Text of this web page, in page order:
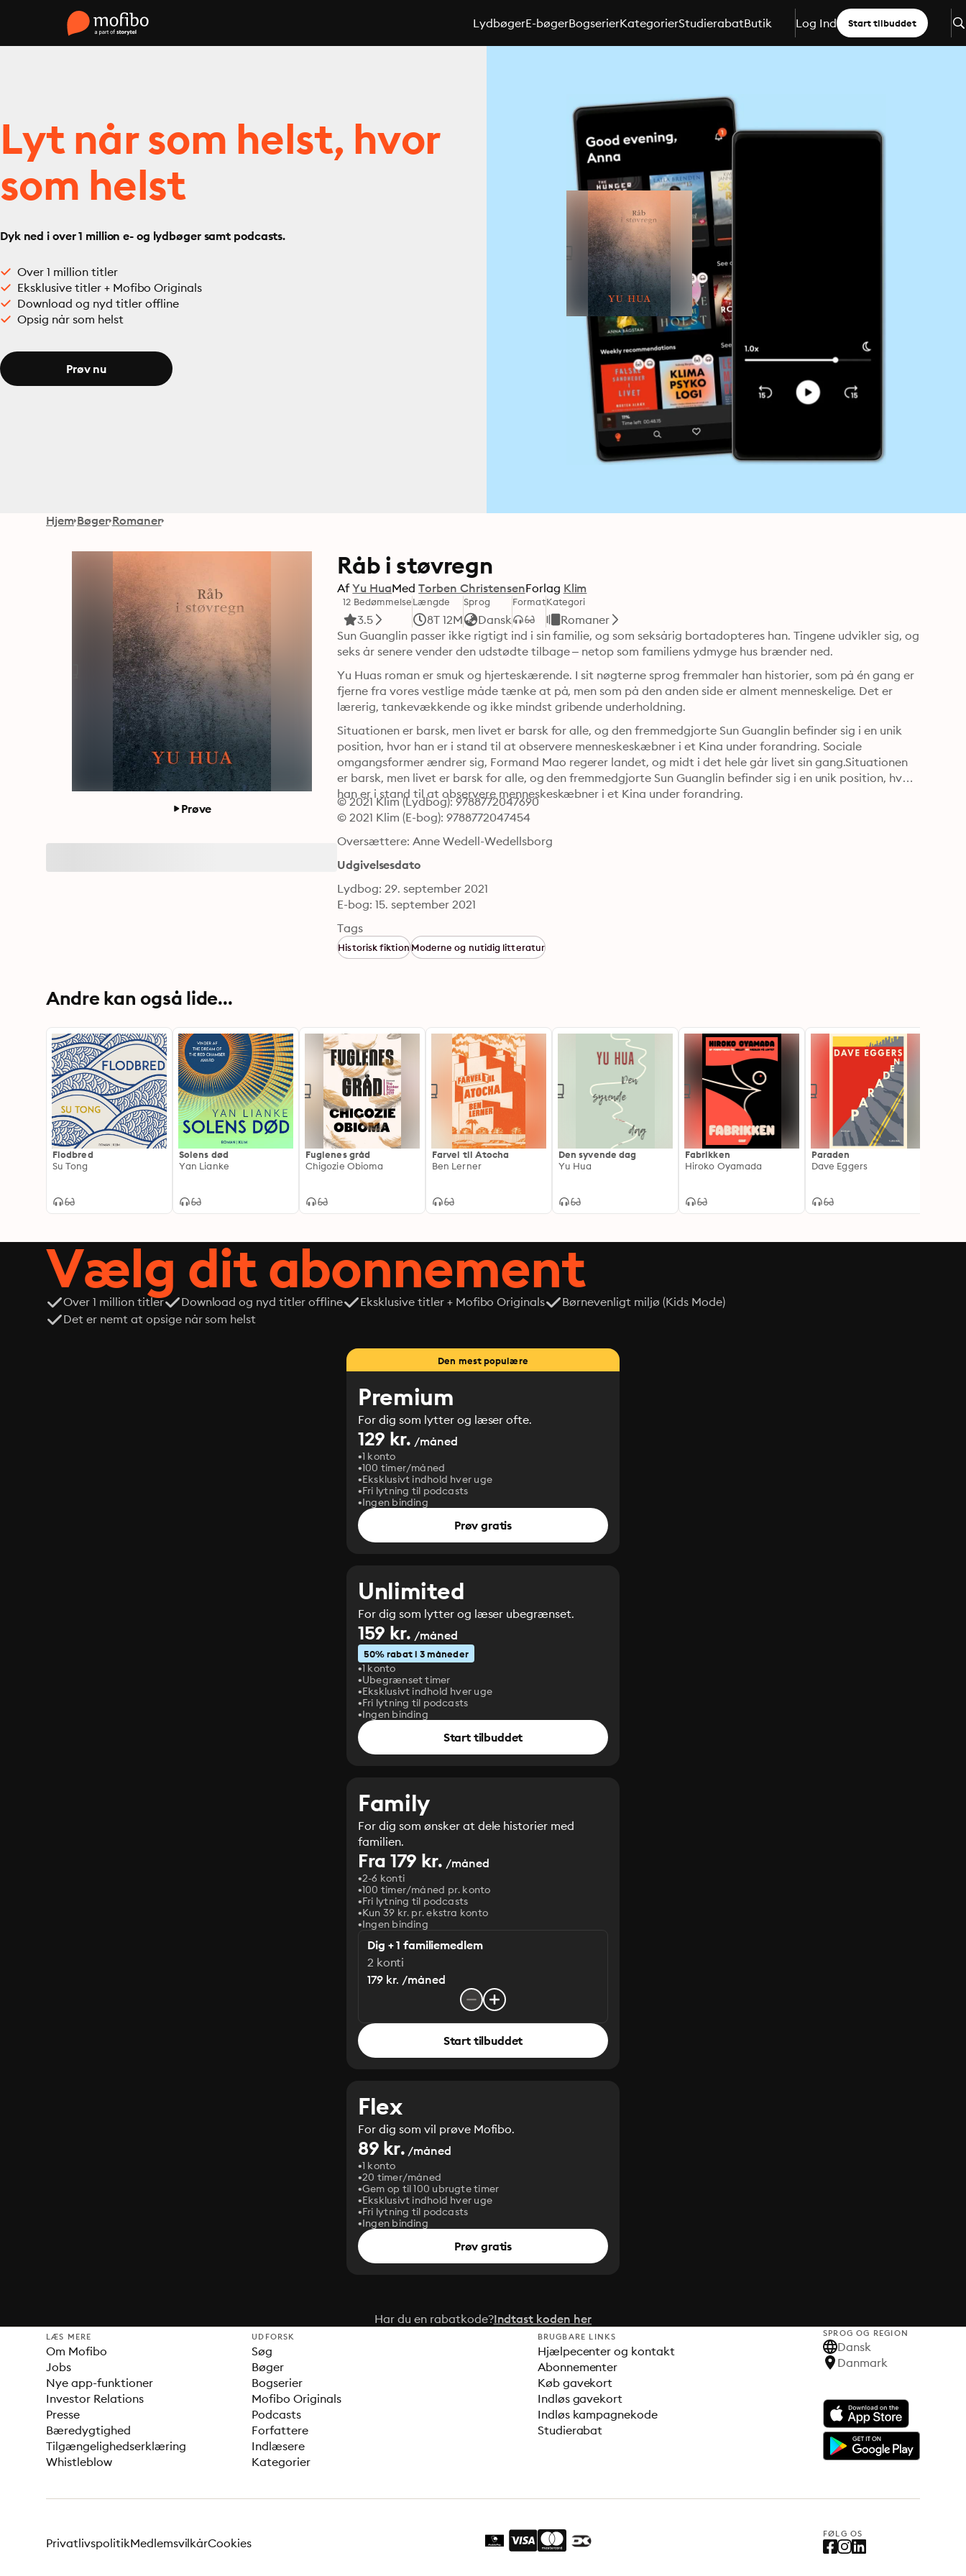
LydbøgerE-bøgerBogserierKategorierStudierabatButik Log Ind Start tilbuddet
Lyt når som helst, hvor
som helst
Dyk ned i over 1 million e- og lydbøger samt podcasts.
Over 1 million titler
Eksklusive titler + Mofibo Originals
Download og nyd titler offline
Opsig når som helst
Prøv nu
Hjem Bøger Romaner
Prøve
Råb i støvregn
Af Yu HuaMed Torben ChristensenForlag Klim
12 Bedømmelse
3.5
Længde
8T 12M
Sprog
Dansk
FormatKategori
Romaner
Sun Guanglin passer ikke rigtigt ind i sin familie, og som seksårig bortadopteres han. Tingene udvikler sig, og
seks år senere vender den udstødte tilbage – netop som familiens ydmyge hus brænder ned.
Yu Huas roman er smuk og hjerteskærende. I sit nøgterne sprog fremmaler han historier, som på én gang er
fjerne fra vores vestlige måde tænke at på, men som på den anden side er alment menneskelige. Det er
lærerig, tankevækkende og ikke mindst gribende underholdning.
Situationen er barsk, men livet er barsk for alle, og den fremmedgjorte Sun Guanglin befinder sig i en unik
position, hvor han er i stand til at observere menneskeskæbner i et Kina under forandring. Sociale
omgangsformer ændrer sig, Formand Mao regerer landet, og midt i det hele går livet sin gang.Situationen
er barsk, men livet er barsk for alle, og den fremmedgjorte Sun Guanglin befinder sig i en unik position, hvor
han er i stand til at observere menneskeskæbner i et Kina under forandring.
© 2021 Klim (Lydbog): 9788772047690
© 2021 Klim (E-bog): 9788772047454
Oversættere: Anne Wedell-Wedellsborg
Udgivelsesdato
Lydbog: 29. september 2021
E-bog: 15. september 2021
Tags
Historisk fiktionModerne og nutidig litteratur
Andre kan også lide...
Flodbred
Su Tong
Solens død
Yan Lianke
Fuglenes gråd
Chigozie Obioma
Farvel til Atocha
Ben Lerner
Den syvende dag
Yu Hua
Fabrikken
Hiroko Oyamada
Paraden
Dave Eggers
Vælg dit abonnement
Over 1 million titler Download og nyd titler offline Eksklusive titler + Mofibo Originals
Børnevenligt miljø (Kids Mode)
Det er nemt at opsige når som helst
Den mest populære
Premium
For dig som lytter og læser ofte.
129 kr. /måned
1 konto
100 timer/måned
Eksklusivt indhold hver uge
Fri lytning til podcasts
Ingen binding
Prøv gratis
Unlimited
For dig som lytter og læser ubegrænset.
159 kr. /måned
50% rabat i 3 måneder
1 konto
Ubegrænset timer
Eksklusivt indhold hver uge
Fri lytning til podcasts
Ingen binding
Start tilbuddet
Family
For dig som ønsker at dele historier med
familien.
Fra 179 kr. /måned
2-6 konti
100 timer/måned pr. konto
Fri lytning til podcasts
Kun 39 kr. pr. ekstra konto
Ingen binding
Dig + 1 familiemedlem
2 konti
179 kr. /måned
Start tilbuddet
Flex
For dig som vil prøve Mofibo.
89 kr. /måned
1 konto
20 timer/måned
Gem op til 100 ubrugte timer
Eksklusivt indhold hver uge
Fri lytning til podcasts
Ingen binding
Prøv gratis
Har du en rabatkode?Indtast koden her
LÆS MERE
Om Mofibo
Jobs
Nye app-funktioner
Investor Relations
Presse
Bæredygtighed
Tilgængelighedserklæring
Whistleblow
UDFORSK
Søg
Bøger
Bogserier
Mofibo Originals
Podcasts
Forfattere
Indlæsere
Kategorier
BRUGBARE LINKS
Hjælpecenter og kontakt
Abonnementer
Køb gavekort
Indløs gavekort
Indløs kampagnekode
Studierabat
SPROG OG REGION
Dansk
Danmark
FØLG OS
PrivatlivspolitikMedlemsvilkårCookies